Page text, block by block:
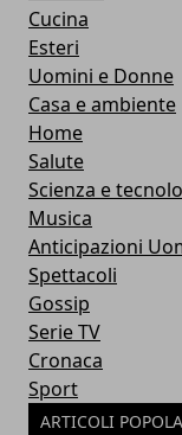
Cucina
Esteri
Uomini e Donne
Casa e ambiente
Home
Salute
Scienza e
Musica
Anticipazioni
Spettacoli
Gossip
Serie TV
Cronaca
Sport
ARTICOLI